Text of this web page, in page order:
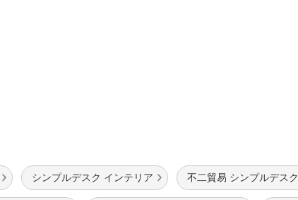
シンプルデスク インテリア 不二貿易 シンプルデスク